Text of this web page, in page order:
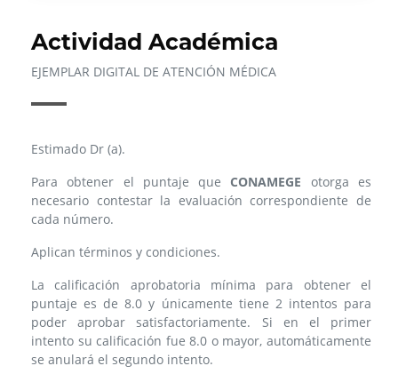
Actividad Académica
EJEMPLAR DIGITAL DE ATENCIÓN MÉDICA
Estimado Dr (a).
Para obtener el puntaje que CONAMEGE otorga es
necesario contestar la evaluación correspondiente de
cada número.
Aplican términos y condiciones.
La calificación aprobatoria mínima para obtener el
puntaje es de 8.0 y únicamente tiene 2 intentos para
poder aprobar satisfactoriamente. Si en el primer
intento su calificación fue 8.0 o mayor, automáticamente
se anulará el segundo intento.